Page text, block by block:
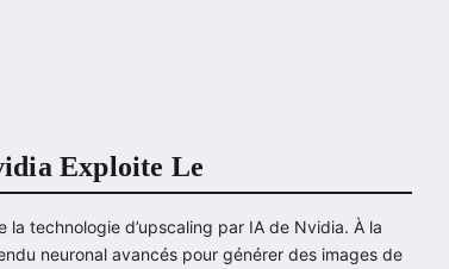
Exploite Le
technologie d’upscaling par IA de Nvidia. À la
neuronal avancés pour générer des images de